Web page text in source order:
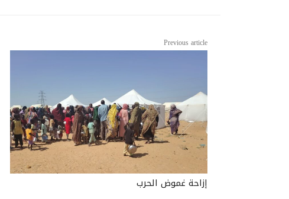
Previous article
إزاحة غموض الحرب